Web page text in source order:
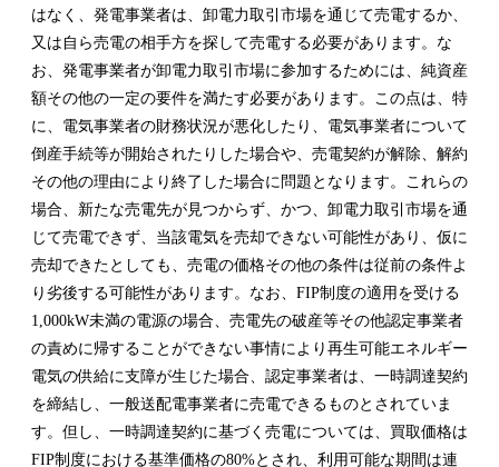
はなく、発電事業者は、卸電力取引市場を通じて売電するか、
又は自ら売電の相手方を探して売電する必要があります。な
お、発電事業者が卸電力取引市場に参加するためには、純資産
額その他の一定の要件を満たす必要があります。この点は、特
に、電気事業者の財務状況が悪化したり、電気事業者について
倒産手続等が開始されたりした場合や、売電契約が解除、解約
その他の理由により終了した場合に問題となります。これらの
場合、新たな売電先が見つからず、かつ、卸電力取引市場を通
じて売電できず、当該電気を売却できない可能性があり、仮に
売却できたとしても、売電の価格その他の条件は従前の条件よ
り劣後する可能性があります。なお、FIP制度の適用を受ける
1,000kW未満の電源の場合、売電先の破産等その他認定事業者
の責めに帰することができない事情により再生可能エネルギー
電気の供給に支障が生じた場合、認定事業者は、一時調達契約
を締結し、一般送配電事業者に売電できるものとされていま
す。但し、一時調達契約に基づく売電については、買取価格は
FIP制度における基準価格の80%とされ、利用可能な期間は連